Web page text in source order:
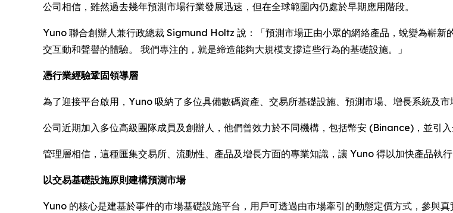
公司相信，雖然過去幾年預測市場行業發展迅速，但在全球範圍內仍處於早期應用階段。
Yuno 聯合創辦人兼行政總裁 Sigmund Holtz 說：「預測市場正由小眾的網絡產品，蛻變為嶄新
交互動和聲譽的體驗。 我們專注的，就是締造能夠大規模支撐這些行為的基礎設施。」
憑行業經驗鞏固領導層
為了迎接平台啟用，Yuno 吸納了多位具備數碼資產、交易所基礎設施、預測市場、增長系統及
公司近期加入多位高級團隊成員及創辦人，他們曾效力於不同機構，包括幣安 (Binance)，並引
管理層相信，這種匯集交易所、流動性、產品及增長方面的專業知識，讓 Yuno 得以加快產品執
以交易基礎設施原則建構預測市場
Yuno 的核心是建基於事件的市場基礎設施平台，用戶可透過由市場牽引的動態定價方式，參與真